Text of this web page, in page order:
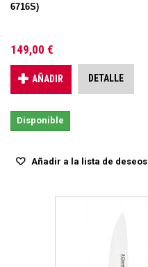
6716S)
149,00 €
AÑADIR DETALLE
Disponible
Añadir a la lista de deseos